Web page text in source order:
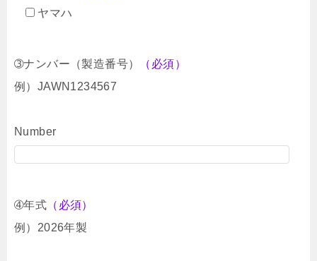
ヤマハ
➂ナンバー（製造番号）
（必須）
例）JAWN1234567
Number
➃年式 （必須）
例）2026年製